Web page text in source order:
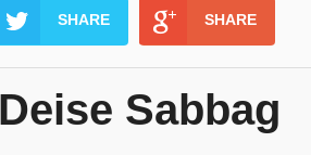
SHARE SHARE
Sabbag